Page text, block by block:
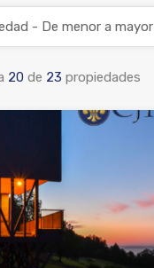
20 de 23 propiedades
- De menor a mayor